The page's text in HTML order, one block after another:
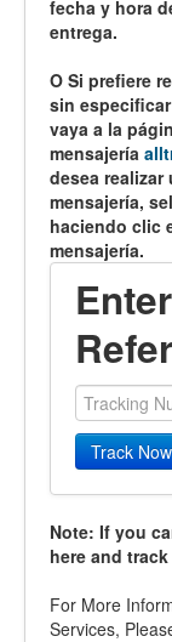
Port Of Calls
fecha y hora
entrega.
O Si prefiere
sin
vaya a la
mensajería
desea
mensajería,
haciendo clic
mensajería.
Track Now
Note: If you
here and
For More
Services,